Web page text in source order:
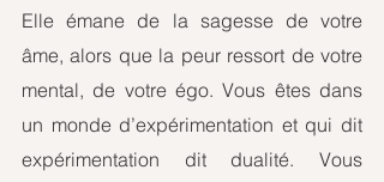
Elle émane de la sagesse de votre
âme, alors que la peur ressort de votre
mental, de votre égo. Vous êtes dans
un monde d’expérimentation et qui dit
expérimentation dit dualité. Vous